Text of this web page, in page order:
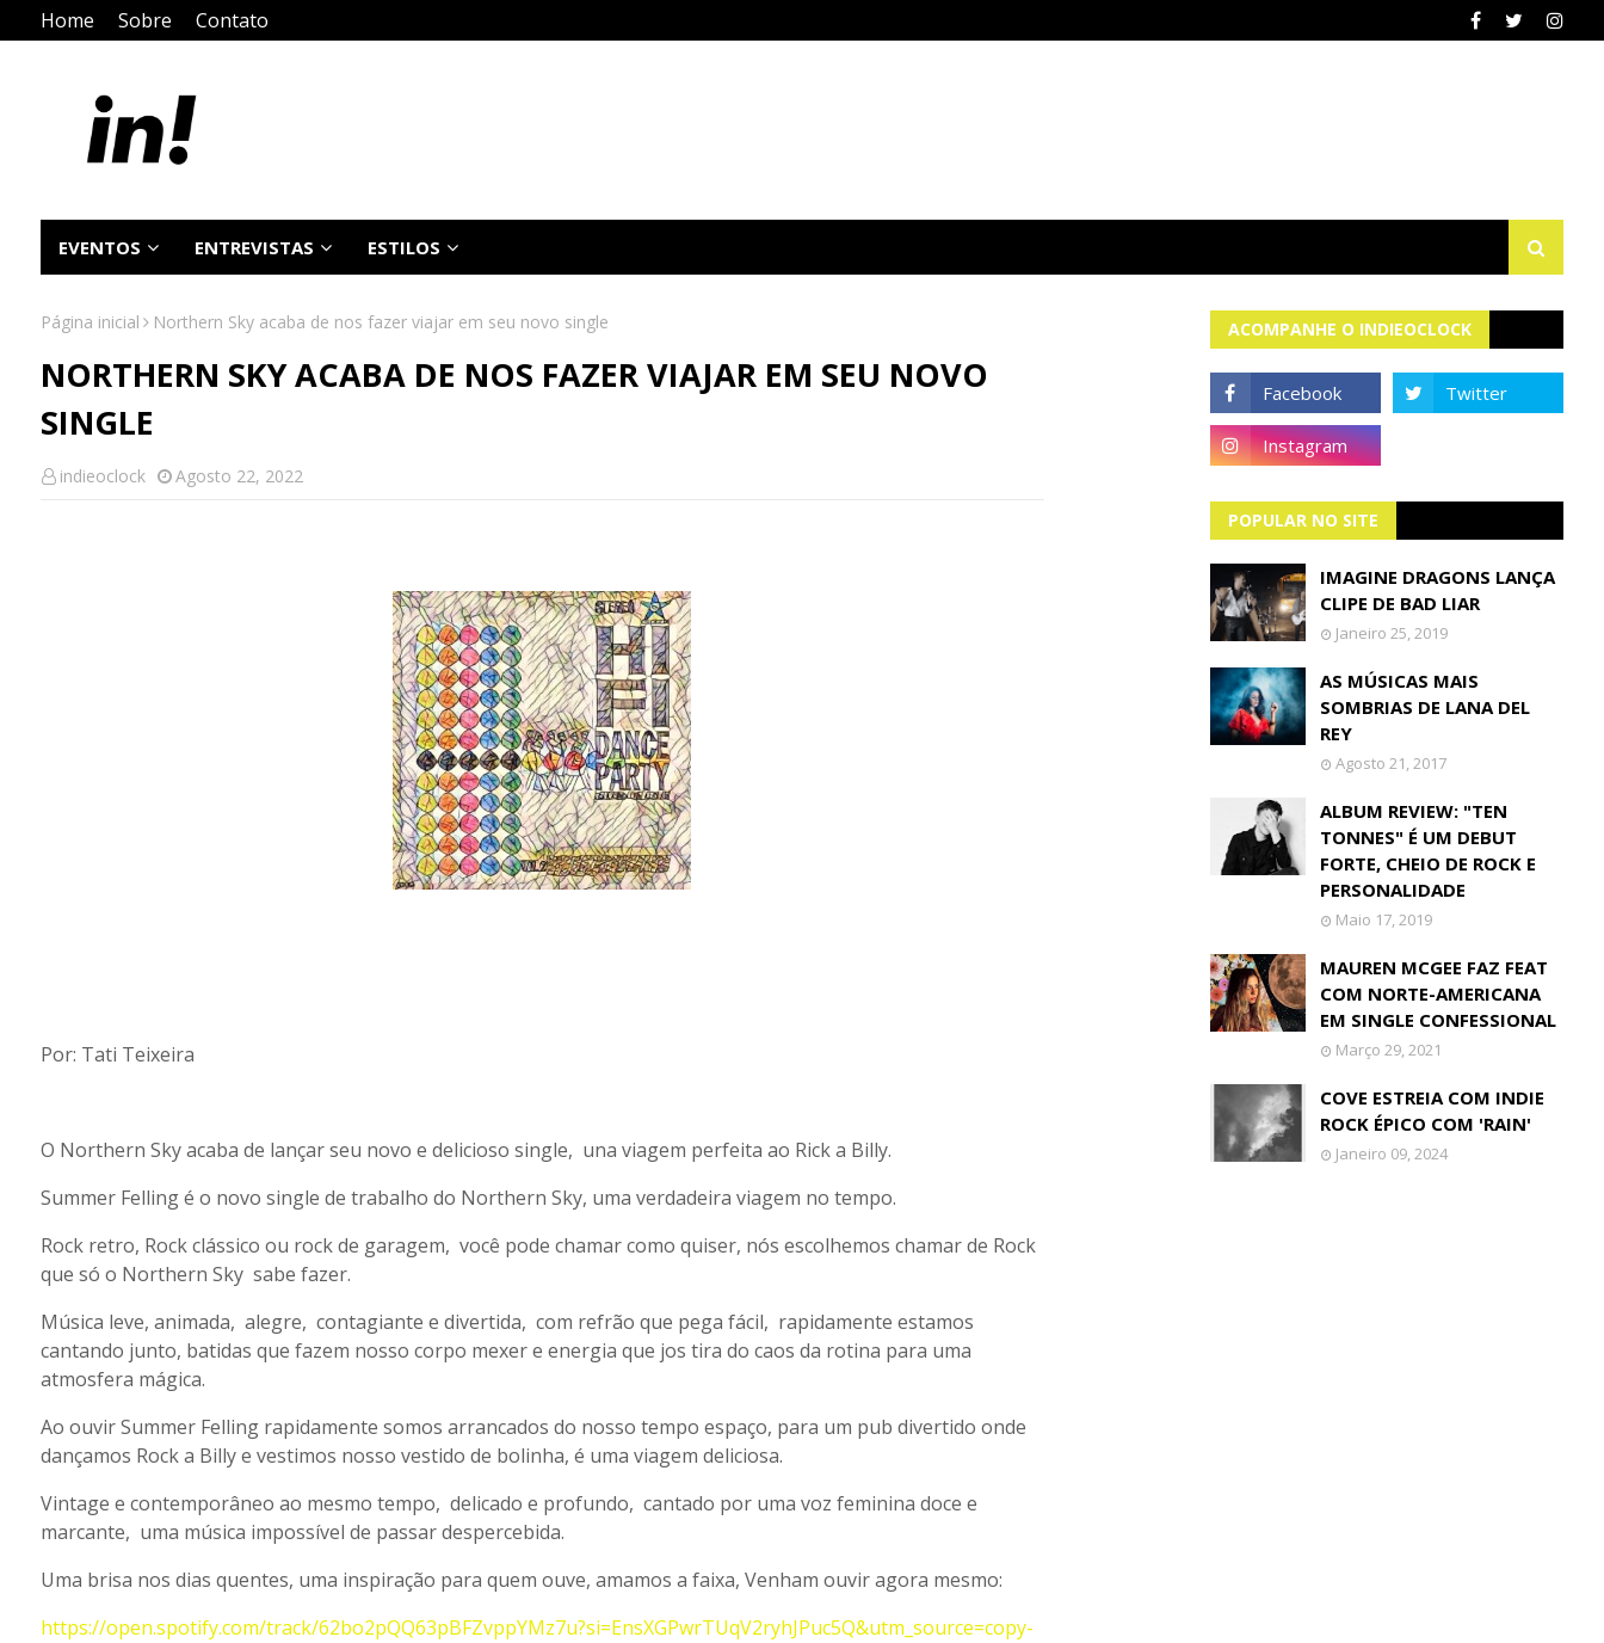
Home Sobre Contato
EVENTOS ENTREVISTAS ESTILOS
Página inicial Northern Sky acaba de nos fazer viajar em seu novo single
NORTHERN SKY ACABA DE NOS FAZER VIAJAR EM SEU NOVO
SINGLE
indieoclock Agosto 22, 2022
Por: Tati Teixeira
O Northern Sky acaba de lançar seu novo e delicioso single, una viagem perfeita ao Rick a Billy.
Summer Felling é o novo single de trabalho do Northern Sky, uma verdadeira viagem no tempo.
Rock retro, Rock clássico ou rock de garagem, você pode chamar como quiser, nós escolhemos chamar de Rock
que só o Northern Sky sabe fazer.
Música leve, animada, alegre, contagiante e divertida, com refrão que pega fácil, rapidamente estamos
cantando junto, batidas que fazem nosso corpo mexer e energia que jos tira do caos da rotina para uma
atmosfera mágica.
Ao ouvir Summer Felling rapidamente somos arrancados do nosso tempo espaço, para um pub divertido onde
dançamos Rock a Billy e vestimos nosso vestido de bolinha, é uma viagem deliciosa.
Vintage e contemporâneo ao mesmo tempo, delicado e profundo, cantado por uma voz feminina doce e
marcante, uma música impossível de passar despercebida.
Uma brisa nos dias quentes, uma inspiração para quem ouve, amamos a faixa, Venham ouvir agora mesmo:
https://open.spotify.com/track/62bo2pQQ63pBFZvppYMz7u?si=EnsXGPwrTUqV2ryhJPuc5Q&utm_source=copy-
ACOMPANHE O INDIEOCLOCK
POPULAR NO SITE
IMAGINE DRAGONS LANÇA
CLIPE DE BAD LIAR
Janeiro 25, 2019
AS MÚSICAS MAIS
SOMBRIAS DE LANA DEL
REY
Agosto 21, 2017
ALBUM REVIEW: "TEN
TONNES" É UM DEBUT
FORTE, CHEIO DE ROCK E
PERSONALIDADE
Maio 17, 2019
MAUREN MCGEE FAZ FEAT
COM NORTE-AMERICANA
EM SINGLE CONFESSIONAL
Março 29, 2021
COVE ESTREIA COM INDIE
ROCK ÉPICO COM 'RAIN'
Janeiro 09, 2024